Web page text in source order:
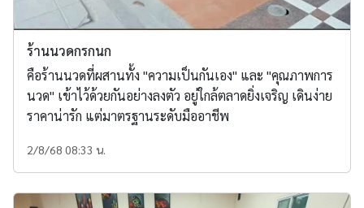
ร้านนวดกรกนก
คือร้านนวดที่ผสานทั้ง "ความเป็นกันเอง" และ "คุณภาพการ
นวด" เข้าไว้ด้วยกันอย่างลงตัว อยู่ใกล้ตลาดยิ่งเจริญ เดินง่าย
ราคาน่ารัก แต่มาตรฐานระดับมืออาชีพ
2/8/68 08:33 น.